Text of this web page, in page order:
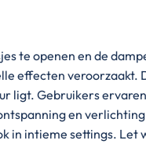
te openen en de
effecten veroorzaakt.
ligt. Gebruikers ervaren
en
in intieme settings. Let